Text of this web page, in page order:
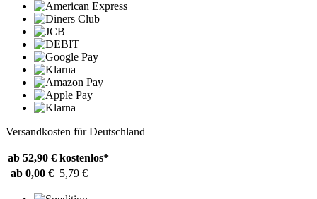
Versandkosten für Deutschland
ab 52,90 € kostenlos*
ab 0,00 € 5,79 €